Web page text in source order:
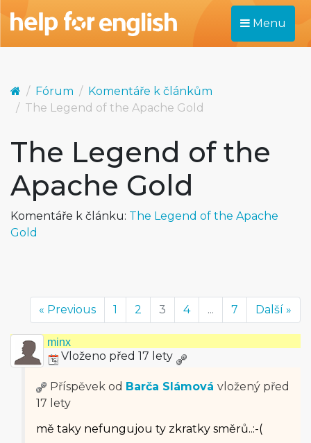
Menu
Fórum
Komentáře k článkům
The Legend of the Apache Gold
The Legend of the
Apache Gold
Komentáře k článku: The Legend of the Apache
Gold
« Previous 1 2 3 4 ... 7 Další »
minx
Vloženo před 17 lety
Příspěvek od Barča Slámová vložený před
17 lety
mě taky nefungujou ty zkratky směrů..:-(